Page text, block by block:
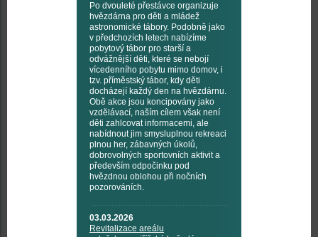
Po dvouleté přestávce organizuje
hvězdárna pro děti a mládež
astronomické tábory. Podobně jako
v předchozích letech nabízíme
pobytový tábor pro starší a
odvážnější děti, které se nebojí
vícedenního pobytu mimo domov, i
tzv. příměstský tábor, kdy děti
docházejí každý den na hvězdárnu.
Obě akce jsou koncipovány jako
vzdělávací, naším cílem však není
děti zahlcovat informacemi, ale
nabídnout jim smysluplnou rekreaci
plnou her, zábavných úkolů,
dobrovolných sportovních aktivit a
především odpočinku pod
hvězdnou oblohou při nočních
pozorováních.
03.03.2026
Revitalizace areálu